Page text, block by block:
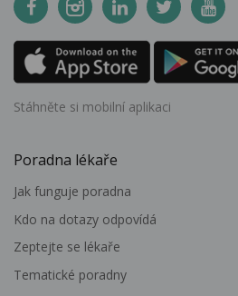
Stáhněte si mobilní aplikaci
Poradna lékaře
Jak funguje poradna
Kdo na dotazy odpovídá
Zeptejte se lékaře
Tematické poradny